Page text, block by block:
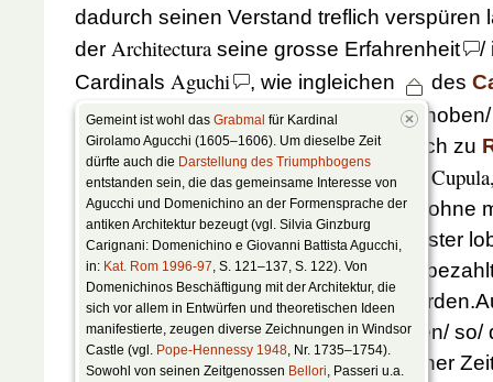
dadurch seinen Verstand treflich verspüren
der Architecturaseine grosse Erfahrenheit
/
Cardinals Aguchi
Gemeint ist wohl das Grabmal für Kardinal
Girolamo Agucchi (1605–1606). Um dieselbe Zeit
dürfte auch die Darstellung des Triumphbogens
entstanden sein, die das gemeinsame Interesse von
Agucchi und Domenichino an der Formensprache der
antiken Architektur bezeugt (vgl. Silvia Ginzburg
Carignani: Domenichino e Giovanni Battista Agucchi,
in: Kat. Rom 1996-97, S. 121–137, S. 122). Von
Domenichinos Beschäftigung mit der Architektur, die
sich vor allem in Entwürfen und theoretischen Ideen
manifestierte, zeugen diverse Zeichnungen in Windsor
Castle (vgl. Pope-Hennessy 1948, Nr. 1735–1754).
Sowohl von seinen Zeitgenossen Bellori, Passeri u.a.
, wie ingleichen des
PallazzuRom/ nach seinem Abriß
worden. Meistens sonsten hielte er sich zu
nachNeapolizu Ausfärtigung der
Kirchen/ beruffen worden/ worinnen ohne
Vermeldung das Werk selbst den Meister
wie ihme dann 20000. Cronen darfür
nachRomgar reputirlich begleitet
nun sein Ruhm allenthalben erschollen/
hernach zuRomverblieben; vor solcher